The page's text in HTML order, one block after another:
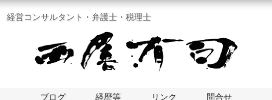
経営コンサルタント・弁護士・税理士
ブログ 経歴等 リンク 問合せ